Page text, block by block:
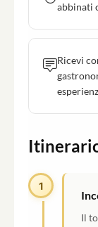
abbinati
Ricevi
1
Il